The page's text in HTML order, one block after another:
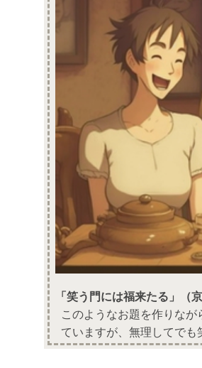
「笑う門には福来たる」（
このようなお題を作りな
ていますが、無理してでも